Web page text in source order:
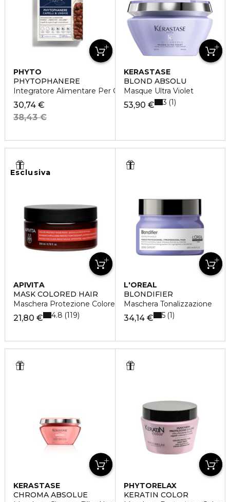
PHYTO
PHYTOPHANERE
Integratore Alimentare Per Capelli e Unghie
30,74 €
38,43 €
KERASTASE
BLOND ABSOLU
Masque Ultra Violet
53,90 € 3 1
Esclusiva
APIVITA
MASK COLORED HAIR
Maschera Protezione Colore
21,80 € 4.8 119
L'OREAL
PROFESSIONNEL
BLONDIFIER
Maschera Tonalizzazione
34,14 € 5 1
KERASTASE
CHROMA ABSOLUE
PHYTORELAX
KERATIN COLOR